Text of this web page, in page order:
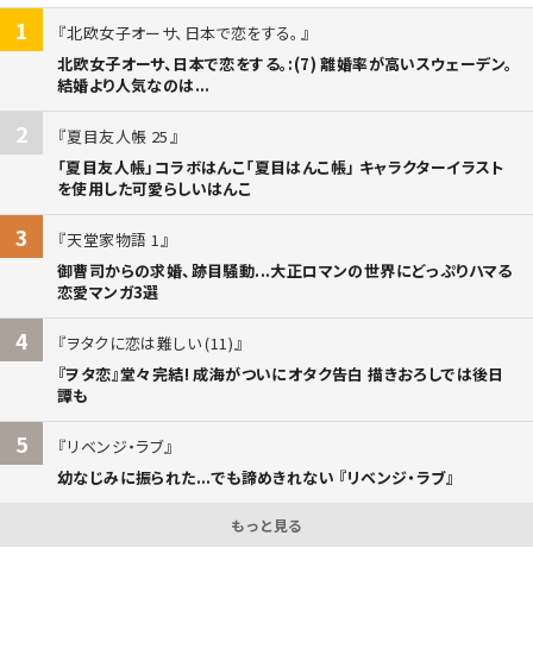
1
北欧女子オーサ、日本で恋をする。
北欧女子オーサ、日本で恋をする。:(7) 離婚率が高いスウェーデン。
結婚より人気なのは...
2
夏目友人帳 25
「夏目友人帳」コラボはんこ「夏目はんこ帳」 キャラクターイラスト
を使用した可愛らしいはんこ
3
天堂家物語 1
御曹司からの求婚、跡目騒動...大正ロマンの世界にどっぷりハマる
恋愛マンガ3選
4
ヲタクに恋は難しい (11)
『ヲタ恋』堂々完結! 成海がついにオタク告白 描きおろしでは後日
譚も
5
リベンジ・ラブ
幼なじみに振られた...でも諦めきれない 『リベンジ・ラブ』
もっと見る